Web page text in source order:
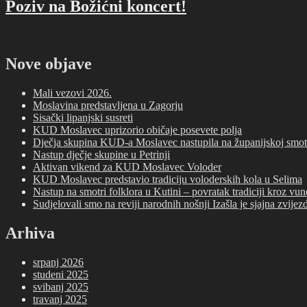
Poziv na Božićni koncert!
Nove objave
Mali vezovi 2026.
Moslavina predstavljena u Zagorju
Sisački lipanjski susreti
KUD Moslavec uprizorio običaje posevete polja
Dječja skupina KUD-a Moslavec nastupila na županijskoj
Nastup dječje skupine u Petrinji
Aktivan vikend za KUD Moslavec Voloder
KUD Moslavec predstavio tradiciju voloderskih kola u Selima
Nastup na smotri folklora u Kutini – povratak tradiciji kroz
Sudjelovali smo na reviji narodnih nošnji Izašla je sjajna
Arhiva
srpanj 2026
studeni 2025
svibanj 2025
travanj 2025